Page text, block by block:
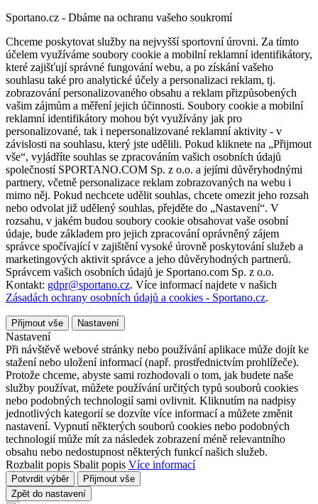
Sportano.cz - Dbáme na ochranu vašeho soukromí
Chceme poskytovat služby na nejvyšší sportovní úrovni. Za tímto
účelem využíváme soubory cookie a mobilní reklamní identifikátory,
které zajišťují správné fungování webu, a po získání vašeho
souhlasu také pro analytické účely a personalizaci reklam, tj.
zobrazování personalizovaného obsahu a reklam přizpůsobených
vašim zájmům a měření jejich účinnosti. Soubory cookie a mobilní
reklamní identifikátory mohou být využívány jak pro
personalizované, tak i nepersonalizované reklamní aktivity - v
závislosti na souhlasu, který jste udělili. Pokud kliknete na „Přijmout
vše“, vyjádříte souhlas se zpracováním vašich osobních údajů
společností SPORTANO.COM Sp. z o.o. a jejími důvěryhodnými
partnery, včetně personalizace reklam zobrazovaných na webu i
mimo něj. Pokud nechcete udělit souhlas, chcete omezit jeho rozsah
nebo odvolat již udělený souhlas, přejděte do „Nastavení“. V
rozsahu, v jakém budou soubory cookie obsahovat vaše osobní
údaje, bude základem pro jejich zpracování oprávněný zájem
správce spočívající v zajištění vysoké úrovně poskytování služeb a
marketingových aktivit správce a jeho důvěryhodných partnerů.
Správcem vašich osobních údajů je Sportano.com Sp. z o.o.
Kontakt: gdpr@sportano.cz. Více informací najdete v našich
Zásadách ochrany osobních údajů a cookies - Sportano.cz.
Přijmout vše Nastavení
Nastavení
Při návštěvě webové stránky nebo používání aplikace může dojít ke
stažení nebo uložení informací (např. prostřednictvím prohlížeče).
Protože chceme, abyste sami rozhodovali o tom, jak budete naše
služby používat, můžete používání určitých typů souborů cookies
nebo podobných technologií sami ovlivnit. Kliknutím na nadpisy
jednotlivých kategorií se dozvíte více informací a můžete změnit
nastavení. Vypnutí některých souborů cookies nebo podobných
technologií může mít za následek zobrazení méně relevantního
obsahu nebo nedostupnost některých funkcí našich služeb.
Rozbalit popis Sbalit popis Více informací
Potvrdit výběr
Přijmout vše
Zpět do nastavení